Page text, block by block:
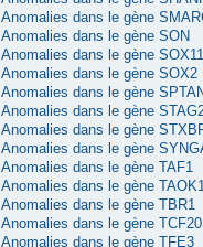
Anomalies dans le gène
Anomalies dans le gène SON
Anomalies dans le gène SOX11
Anomalies dans le gène SOX2
Anomalies dans le gène
Anomalies dans le gène
Anomalies dans le gène
Anomalies dans le gène
Anomalies dans le gène TAF1
Anomalies dans le gène
Anomalies dans le gène TBR1
Anomalies dans le gène TCF20
Anomalies dans le gène TFE3